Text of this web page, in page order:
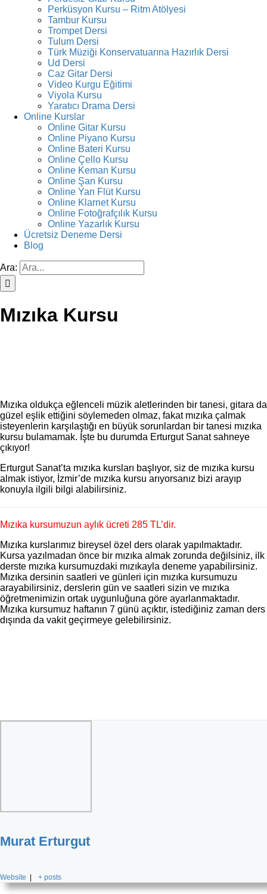
Perküsyon Kursu – Ritm Atölyesi
Tambur Kursu
Trompet Dersi
Tulum Dersi
Türk Müziği Konservatuarına Hazırlık Dersi
Ud Dersi
Caz Gitar Dersi
Video Kurgu Eğitimi
Viyola Kursu
Yaratıcı Drama Dersi
Online Kurslar
Online Gitar Kursu
Online Piyano Kursu
Online Bateri Kursu
Online Çello Kursu
Online Keman Kursu
Online Şan Kursu
Online Yan Flüt Kursu
Online Klarnet Kursu
Online Fotoğrafçılık Kursu
Online Yazarlık Kursu
Ücretsiz Deneme Dersi
Blog
Ara:
Mızıka Kursu
Mızıka oldukça eğlenceli müzik aletlerinden bir tanesi, gitara da
güzel eşlik ettiğini söylemeden olmaz, fakat mızıka çalmak
isteyenlerin karşılaştığı en büyük sorunlardan bir tanesi mızıka
kursu bulamamak. İşte bu durumda Erturgut Sanat sahneye
çıkıyor!
Erturgut Sanat’ta mızıka kursları başlıyor, siz de mızıka kursu
almak istiyor, İzmir’de mızıka kursu arıyorsanız bizi arayıp
konuyla ilgili bilgi alabilirsiniz.
Mızıka kursumuzun aylık ücreti 285 TL’dir.
Mızıka kurslarımız bireysel özel ders olarak yapılmaktadır.
Kursa yazılmadan önce bir mızıka almak zorunda değilsiniz, ilk
derste mızıka kursumuzdaki mızıkayla deneme yapabilirsiniz.
Mızıka dersinin saatleri ve günleri için mızıka kursumuzu
arayabilirsiniz, derslerin gün ve saatleri sizin ve mızıka
öğretmenimizin ortak uygunluğuna göre ayarlanmaktadır.
Mızıka kursumuz haftanın 7 günü açıktır, istediğiniz zaman ders
dışında da vakit geçirmeye gelebilirsiniz.
Murat Erturgut
Website + posts